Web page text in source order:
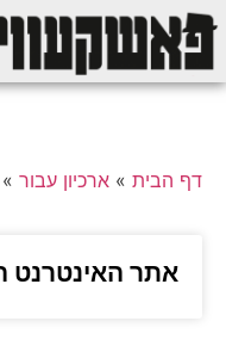
דף הבית » ארכיון עבור »
אתר האינטרנט